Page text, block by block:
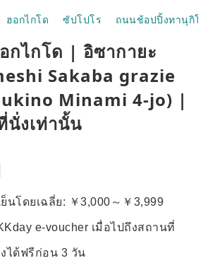
ฮอกไกโด ซัปโปโร ถนนช้อปปิ้งทานุกิโคจิ
กไกโด | อิซากายะ
Sakaba grazie
Minami 4-jo) |
นั่งเท่านั้น
นโดยเฉลี่ย: ￥3,000～￥3,999
e-voucher เมื่อไปถึงสถานที่
ได้ฟรีก่อน 3 วัน